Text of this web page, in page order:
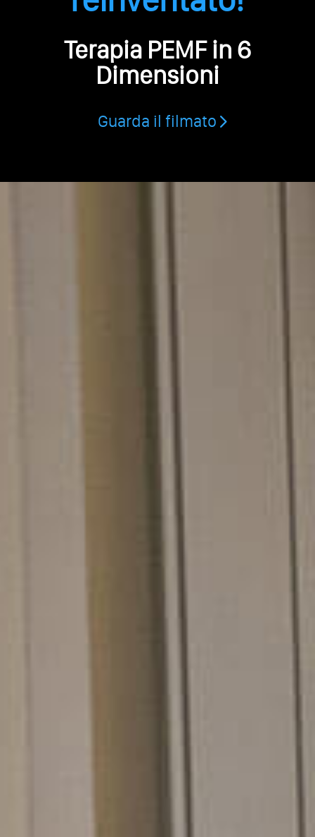
Terapia PEMF in 6
Dimensioni
Guarda il filmato